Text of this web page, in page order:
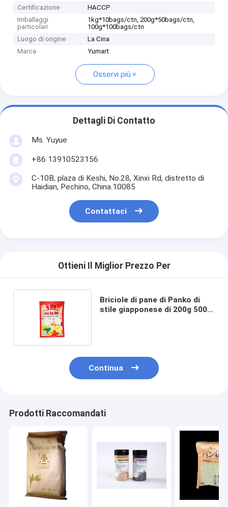
Certificazione
HACCP
Imballaggi
particolari
1kg*10bags/ctn, 200g*50bags/ctn,
100g*100bags/ctn
Luogo di origine
La Cina
Marca
Yumart
Osservi più
Dettagli Di Contatto
Ms. Yuyue
+86 13910523156
C-10B, plaza di Keshi, No.28, Xinxi Rd, distretto di
Haidian, Pechino, China.10085
Contattaci
Ottieni Il Miglior Prezzo Per
Briciole di pane di Panko di
stile giapponese di 200g 500g
Continua
Prodotti Raccomandati